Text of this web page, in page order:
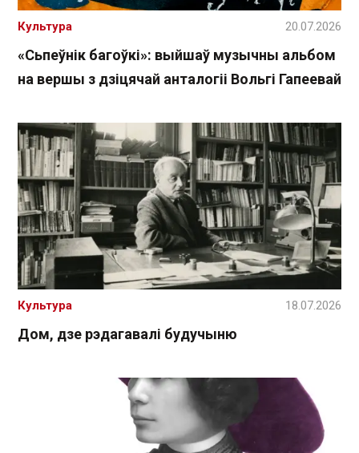
«Сьпеўнік багоўкі»: выйшаў музычны альбом
на вершы з дзіцячай анталогіі Вольгі Гапеевай
Культура 20.07.2026
Дом, дзе рэдагавалі будучыню
Культура 18.07.2026